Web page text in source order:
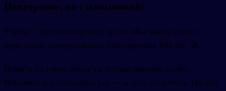
Повторение, но с изюминкой!
Учёба — это повторение, но не абы какое: речь о
передовых интервальных повторениях SM-18! 🚀
Память на пике, когда ты только выучил слово.
Вспомни его несколько раз — и оно останется. Но вот